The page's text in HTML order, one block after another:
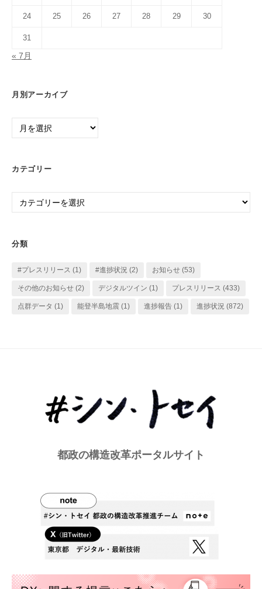
24 25 26 27 28 29 30
31
« 7月
月別アーカイブ
月
カ
カテゴリー
カ
ー
分類
#プレスリリース (1) #進捗状況 (2) お知らせ (53)
その他のお知らせ (2) デジタルツイン (1) プレスリリース (433)
点群データ (1) 能登半島地震 (1) 進捗報告 (1) 進捗状況 (872)
都政の構造改革ポータルサイト